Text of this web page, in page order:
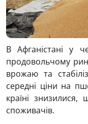
В Афганістані у
продовольчому
врожаю та
середні ціни на
країні
споживачів.